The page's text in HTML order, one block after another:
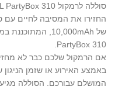
סוללה לרמקול JBL PartyBox 310.
החזירו את המסיבה לחיים עם
PartyBox 310.
אם הרמקול שלכם כבר לא
באמצע האירוע או שזמן
המושלם עבורכם. הסוללה